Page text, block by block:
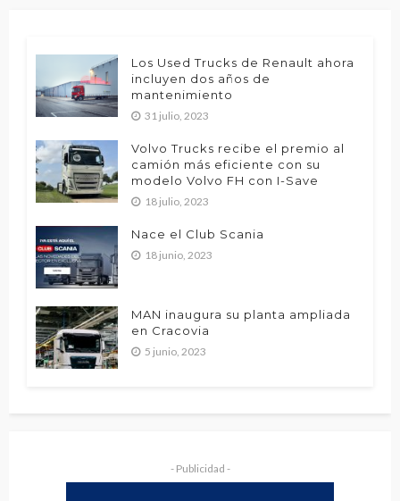
Los Used Trucks de Renault ahora
incluyen dos años de
mantenimiento
31 julio, 2023
Volvo Trucks recibe el premio al
camión más eficiente con su
modelo Volvo FH con I-Save
18 julio, 2023
Nace el Club Scania
18 junio, 2023
MAN inaugura su planta ampliada
en Cracovia
5 junio, 2023
- Publicidad -